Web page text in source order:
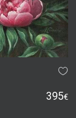
395€